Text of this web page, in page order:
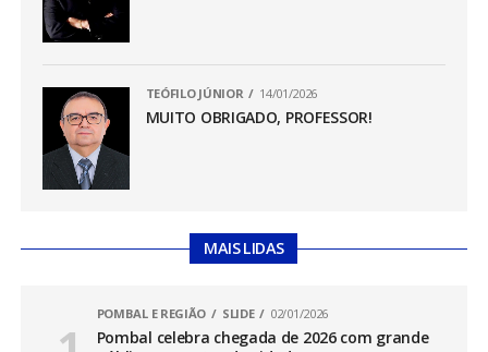
TEÓFILO JÚNIOR 14/01/2026
MUITO OBRIGADO, PROFESSOR!
MAIS LIDAS
POMBAL E REGIÃO SLIDE 02/01/2026
Pombal celebra chegada de 2026 com grande